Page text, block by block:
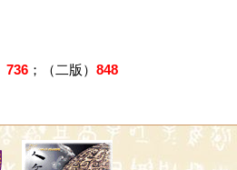
736；（二版） 848